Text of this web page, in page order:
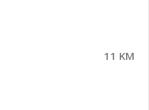
11 KM